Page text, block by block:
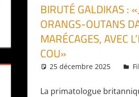
BIRUTÉ GALDIKAS :
ORANGS-OUTANS
MARÉCAGES, AVEC
COU»
25 décembre 2025
La primatologue